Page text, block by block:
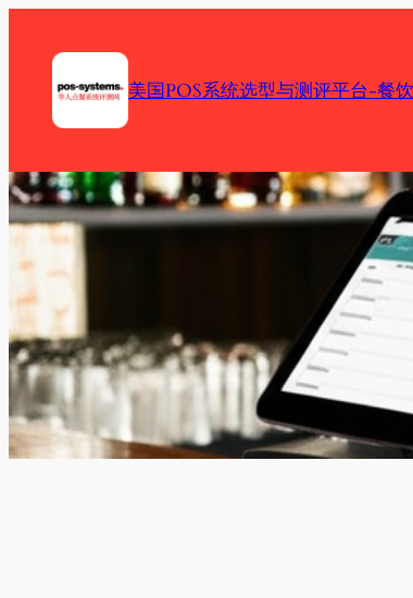
content
美国POS系统选型与测评平台-餐